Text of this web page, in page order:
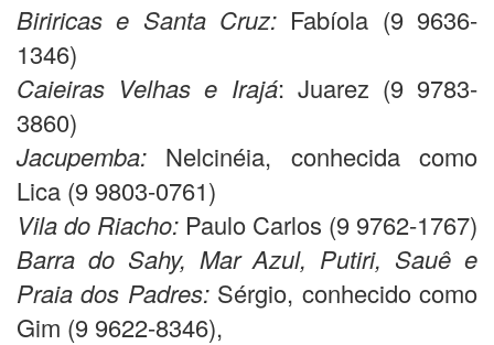
Biriricas e Santa Cruz: Fabíola (9 9636-
1346)
Caieiras Velhas e Irajá: Juarez (9 9783-
3860)
Jacupemba: Nelcinéia, conhecida como
Lica (9 9803-0761)
Vila do Riacho: Paulo Carlos (9 9762-1767)
Barra do Sahy, Mar Azul, Putiri, Sauê e
Praia dos Padres:Sérgio, conhecido como
Gim (9 9622-8346),